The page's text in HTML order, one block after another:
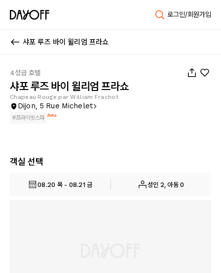
로그인/회원가입
샤포 루즈 바이 윌리엄 프라쇼
4성급 호텔
샤포 루즈 바이 윌리엄 프라쇼
Chapeau Rouge par William Frachot
Dijon, 5 Rue Michelet
#프라이빗스파 Beta
객실 선택
08.20 목 - 08.21 금 성인 2, 아동 0